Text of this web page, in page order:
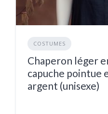
COSTUMES
Chaperon léger
capuche pointue
argent (unisexe)